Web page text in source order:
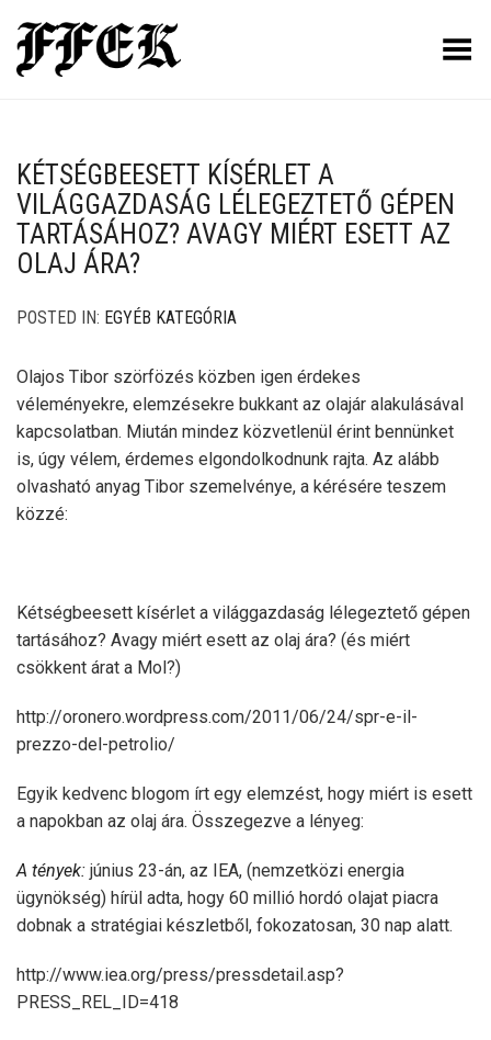
Toggle Menu
KÉTSÉGBEESETT KÍSÉRLET A
VILÁGGAZDASÁG LÉLEGEZTETŐ GÉPEN
TARTÁSÁHOZ? AVAGY MIÉRT ESETT AZ
OLAJ ÁRA?
POSTED IN: EGYÉB KATEGÓRIA
Olajos Tibor szörfözés közben igen érdekes
véleményekre, elemzésekre bukkant az olajár alakulásával
kapcsolatban. Miután mindez közvetlenül érint bennünket
is, úgy vélem, érdemes elgondolkodnunk rajta. Az alább
olvasható anyag Tibor szemelvénye, a kérésére teszem
közzé:
Kétségbeesett kísérlet a világgazdaság lélegeztető gépen
tartásához? Avagy miért esett az olaj ára? (és miért
csökkent árat a Mol?)
http://oronero.wordpress.com/2011/06/24/spr-e-il-
prezzo-del-petrolio/
Egyik kedvenc blogom írt egy elemzést, hogy miért is esett
a napokban az olaj ára. Összegezve a lényeg:
A tények: június 23-án, az IEA, (nemzetközi energia
ügynökség) hírül adta, hogy 60 millió hordó olajat piacra
dobnak a stratégiai készletből, fokozatosan, 30 nap alatt.
http://www.iea.org/press/pressdetail.asp?
PRESS_REL_ID=418